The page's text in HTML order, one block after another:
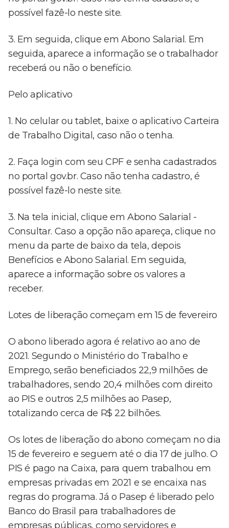
possível fazê-lo neste site.
3. Em seguida, clique em Abono Salarial. Em
seguida, aparece a informação se o trabalhador
receberá ou não o benefício.
Pelo aplicativo
1. No celular ou tablet, baixe o aplicativo Carteira
de Trabalho Digital, caso não o tenha.
2. Faça login com seu CPF e senha cadastrados
no portal gov.br. Caso não tenha cadastro, é
possível fazê-lo neste site.
3. Na tela inicial, clique em Abono Salarial -
Consultar. Caso a opção não apareça, clique no
menu da parte de baixo da tela, depois
Benefícios e Abono Salarial. Em seguida,
aparece a informação sobre os valores a
receber.
Lotes de liberação começam em 15 de fevereiro
O abono liberado agora é relativo ao ano de
2021. Segundo o Ministério do Trabalho e
Emprego, serão beneficiados 22,9 milhões de
trabalhadores, sendo 20,4 milhões com direito
ao PIS e outros 2,5 milhões ao Pasep,
totalizando cerca de R$ 22 bilhões.
Os lotes de liberação do abono começam no dia
15 de fevereiro e seguem até o dia 17 de julho. O
PIS é pago na Caixa, para quem trabalhou em
empresas privadas em 2021 e se encaixa nas
regras do programa. Já o Pasep é liberado pelo
Banco do Brasil para trabalhadores de
empresas públicas, como servidores e